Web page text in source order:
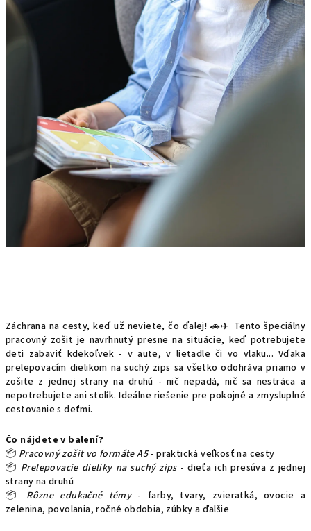
Záchrana na cesty, keď už neviete, čo ďalej! 🚗✈️ Tento špeciálny
pracovný zošit je navrhnutý presne na situácie, keď potrebujete
deti zabaviť kdekoľvek - v aute, v lietadle či vo vlaku... Vďaka
prelepovacím dielikom na suchý zips sa všetko odohráva priamo v
zošite z jednej strany na druhú - nič nepadá, nič sa nestráca a
nepotrebujete ani stolík. Ideálne riešenie pre pokojné a zmysluplné
cestovanie s deťmi.
Čo nájdete v balení?
📦 Pracovný zošit vo formáte A5- praktická veľkosť na cesty
📦 Prelepovacie dieliky na suchý zips- dieťa ich presúva z jednej
strany na druhú
📦 Rôzne edukačné témy- farby, tvary, zvieratká, ovocie a
zelenina, povolania, ročné obdobia, zúbky a ďalšie